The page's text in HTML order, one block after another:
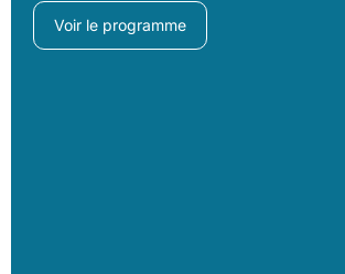
Voir le programme